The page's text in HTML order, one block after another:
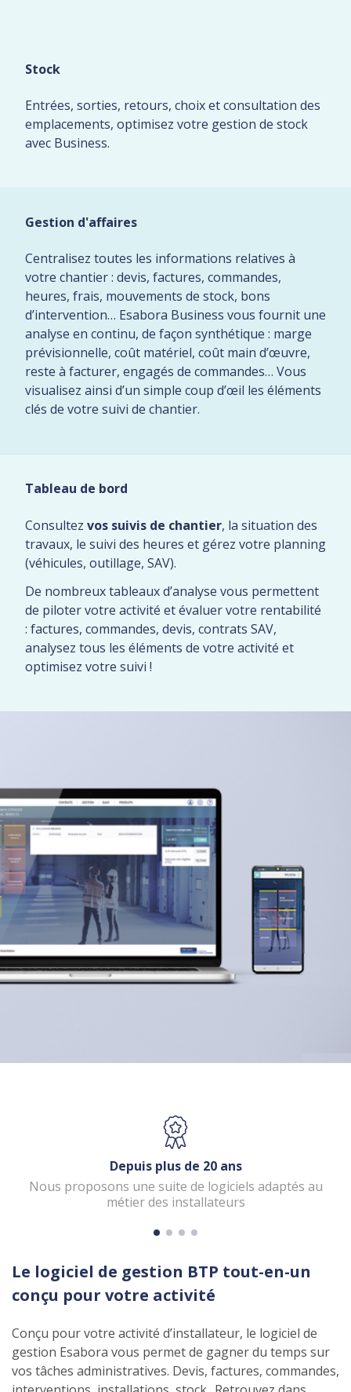
Stock
Entrées, sorties, retours, choix et consultation des
emplacements, optimisez votre gestion de stock
avec Business.
Gestion d'affaires
Centralisez toutes les informations relatives à
votre chantier : devis, factures, commandes,
heures, frais, mouvements de stock, bons
d’intervention… Esabora Business vous fournit une
analyse en continu, de façon synthétique : marge
prévisionnelle, coût matériel, coût main d’œuvre,
reste à facturer, engagés de commandes… Vous
visualisez ainsi d’un simple coup d’œil les éléments
clés de votre suivi de chantier.
Tableau de bord
Consultez vos suivis de chantier, la situation des
travaux, le suivi des heures et gérez votre planning
(véhicules, outillage, SAV).
De nombreux tableaux d’analyse vous permettent
de piloter votre activité et évaluer votre rentabilité
: factures, commandes, devis, contrats SAV,
analysez tous les éléments de votre activité et
optimisez votre suivi !
Depuis plus de 20 ans
Nous proposons une suite de logiciels adaptés au
métier des installateurs
Le logiciel de gestion BTP tout-en-un
conçu pour votre activité
Conçu pour votre activité d’installateur, le logiciel de
gestion Esabora vous permet de gagner du temps sur
vos tâches administratives. Devis, factures, commandes,